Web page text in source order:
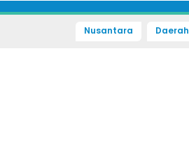
Nusantara Daerah